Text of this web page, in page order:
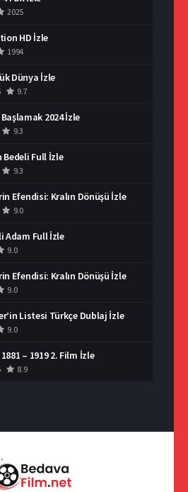
2025
HD İzle
1994
Dünya İzle
9.7
2024 İzle
9.3
Bedeli Full İzle
9.3
Efendisi: Kralın Dönüşü İzle
9.0
Adam Full İzle
9.0
Efendisi: Kralın Dönüşü İzle
9.0
Listesi Türkçe Dublaj İzle
9.0
– 1919 2. Film İzle
8.9